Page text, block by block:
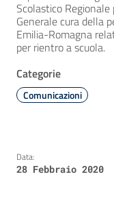
Scolastico Regionale
Generale cura della
Emilia-Romagna
per rientro a scuola.
Categorie
Comunicazioni
Data:
28 Febbraio 2020